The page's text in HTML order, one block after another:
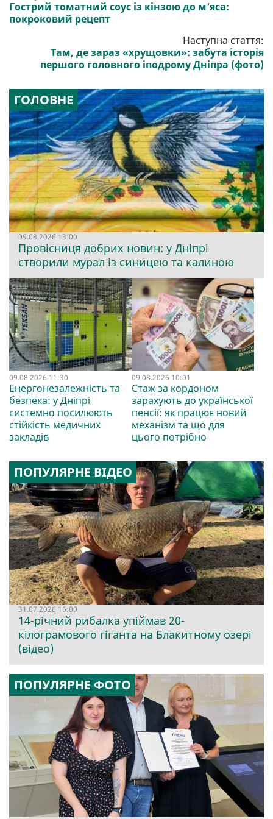
Гострий томатний соус із кінзою до м’яса:
покроковий рецепт
Наступна стаття:
Там, де зараз «хрущовки»: забута історія
першого головного іподрому Дніпра (фото)
ГОЛОВНЕ
09.08.2026 13:00
Провісниця добрих новин: у Дніпрі
створили мурал із синицею та калиною
09.08.2026 11:30
Енергонезалежність та
безпека: у Дніпрі
системно посилюють
стійкість медичних
закладів
09.08.2026 10:01
Стаж за кордоном
зарахують до української
пенсії: як працює новий
механізм та що для
цього потрібно
ПОПУЛЯРНЕ ВІДЕО
31.07.2026 16:00
14-річний рибалка упіймав 20-
кілограмового гіганта на Блакитному озері
(відео)
ПОПУЛЯРНЕ ФОТО